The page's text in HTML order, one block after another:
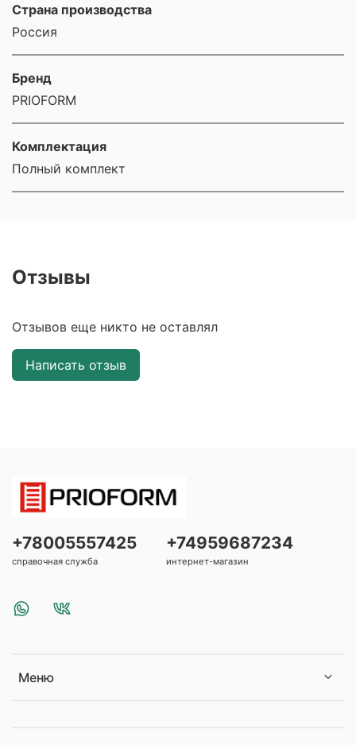
Страна производства
Россия
Бренд
PRIOFORM
Комплектация
Полный комплект
Отзывы
Отзывов еще никто не оставлял
Написать отзыв
Меню
+78005557425
справочная служба
+74959687234
интернет-магазин